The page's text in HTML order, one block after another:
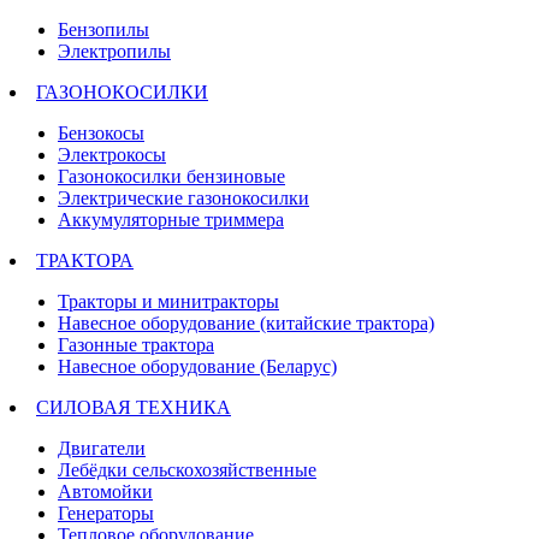
Бензопилы
Электропилы
ГАЗОНОКОСИЛКИ
Бензокосы
Электрокосы
Газонокосилки бензиновые
Электрические газонокосилки
Аккумуляторные триммера
ТРАКТОРА
Тракторы и минитракторы
Навесное оборудование (китайские трактора)
Газонные трактора
Навесное оборудование (Беларус)
СИЛОВАЯ ТЕХНИКА
Двигатели
Лебёдки сельскохозяйственные
Автомойки
Генераторы
Тепловое оборудование